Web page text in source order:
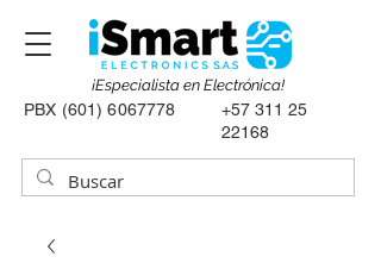
PBX (601) 6067778
+57 311 25
22168
¡Especialista en Electrónica!